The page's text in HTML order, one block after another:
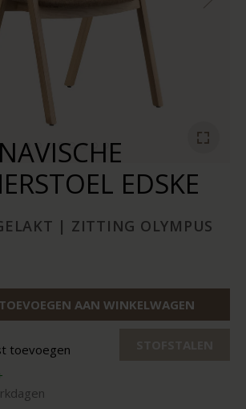
EDSKE
| ZITTING OLYMPUS
TOEVOEGEN AAN WINKELWAGEN
toevoegen